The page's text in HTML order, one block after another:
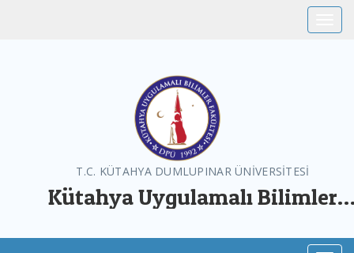
T.C. KÜTAHYA DUMLUPINAR ÜNİVERSİTESİ
Kütahya Uygulamalı Bilimler